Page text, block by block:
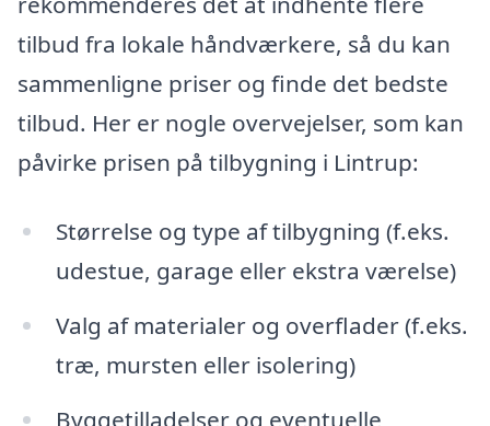
tilbud fra lokale håndværkere, så du kan
sammenligne priser og finde det bedste
tilbud. Her er nogle overvejelser, som kan
påvirke prisen på tilbygning i Lintrup:
Størrelse og type af tilbygning (f.eks.
udestue, garage eller ekstra værelse)
Valg af materialer og overflader (f.eks.
træ, mursten eller isolering)
Byggetilladelser og eventuelle